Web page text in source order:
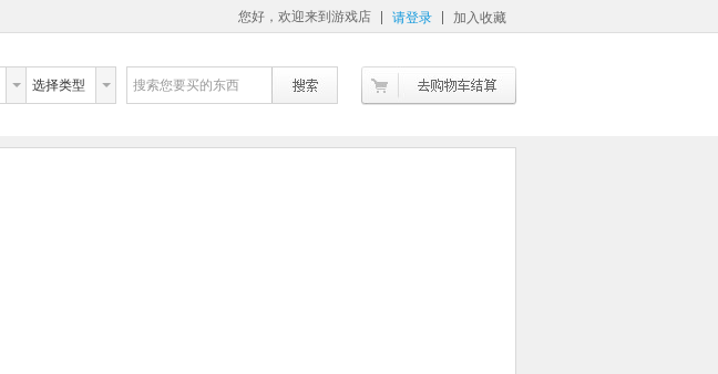
您好，欢迎来到游戏店 请登录 加入收藏
选择类型 搜索您要买的东西